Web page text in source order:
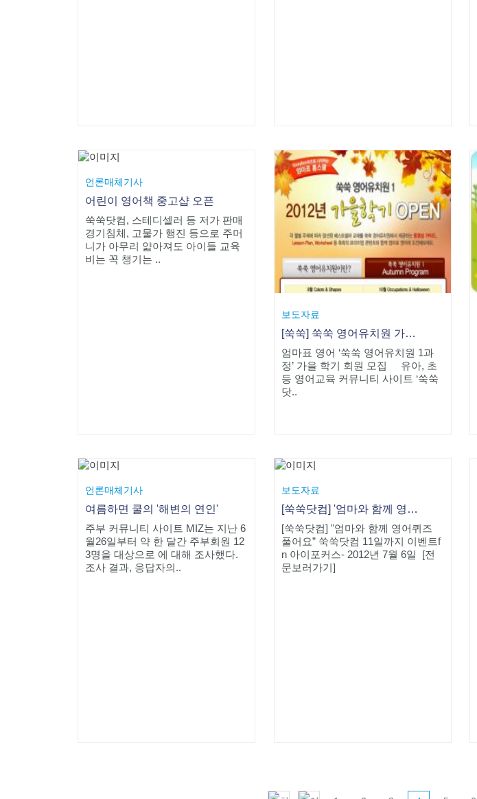
언론매체기사
어린이 영어책 중고샵 오픈
쑥쑥닷컴, 스테디셀러 등 저가 판매
경기침체, 고물가 행진 등으로 주머
니가 아무리 얇아져도 아이들 교육
비는 꼭 챙기는 ..
보도자료
[쑥쑥] 쑥쑥 영어유치원 가을 학기 회원 모집
엄마표 영어 ‘쑥쑥 영어유치원 1과
정’ 가을 학기 회원 모집 유아, 초
등 영어교육 커뮤니티 사이트 ‘쑥쑥
닷..
언론매체기사
여름하면 쿨의 '해변의 연인'
주부 커뮤니티 사이트 MIZ는 지난 6
월26일부터 약 한 달간 주부회원 12
3명을 대상으로 에 대해 조사했다.
조사 결과, 응답자의..
보도자료
[쑥쑥닷컴] '엄마와 함께 영어퀴즈 풀어요” 쑥쑥닷컴 11일까지 이벤트
[쑥쑥닷컴] "엄마와 함께 영어퀴즈
풀어요” 쑥쑥닷컴 11일까지 이벤트f
n 아이포커스- 2012년 7월 6일 [전
문보러가기]